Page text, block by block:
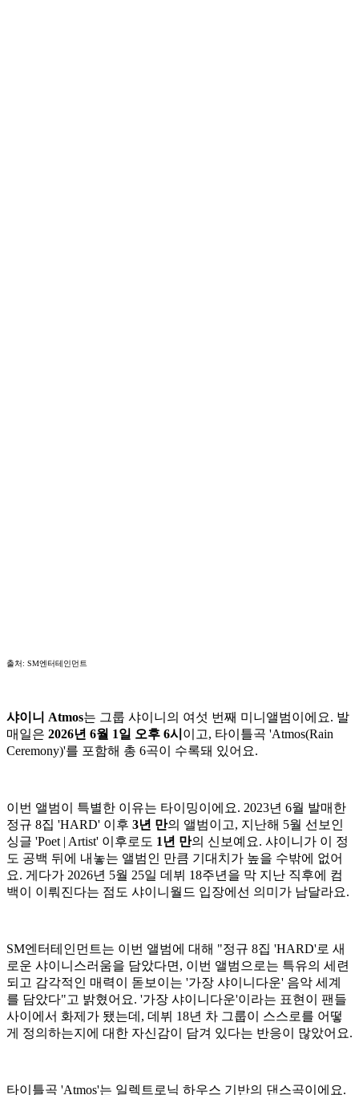
출처: SM엔터테인먼트
샤이니 Atmos는 그룹 샤이니의 여섯 번째 미니앨범이에요. 발
매일은 2026년 6월 1일 오후 6시 이고, 타이틀곡 'Atmos(Rain
Ceremony)'를 포함해 총 6곡이 수록돼 있어요.
이번 앨범이 특별한 이유는 타이밍이에요. 2023년 6월 발매한
정규 8집 'HARD' 이후 3년 만의 앨범이고, 지난해 5월 선보인
싱글 'Poet | Artist' 이후로도 1년 만의 신보예요. 샤이니가 이 정
도 공백 뒤에 내놓는 앨범인 만큼 기대치가 높을 수밖에 없어
요. 게다가 2026년 5월 25일 데뷔 18주년을 막 지난 직후에 컴
백이 이뤄진다는 점도 샤이니월드 입장에선 의미가 남달라요.
SM엔터테인먼트는 이번 앨범에 대해 "정규 8집 'HARD'로 새
로운 샤이니스러움을 담았다면, 이번 앨범으로는 특유의 세련
되고 감각적인 매력이 돋보이는 '가장 샤이니다운' 음악 세계
를 담았다"고 밝혔어요. '가장 샤이니다운'이라는 표현이 팬들
사이에서 화제가 됐는데, 데뷔 18년 차 그룹이 스스로를 어떻
게 정의하는지에 대한 자신감이 담겨 있다는 반응이 많았어요.
타이틀곡 'Atmos'는 일렉트로닉 하우스 기반의 댄스곡이에요.